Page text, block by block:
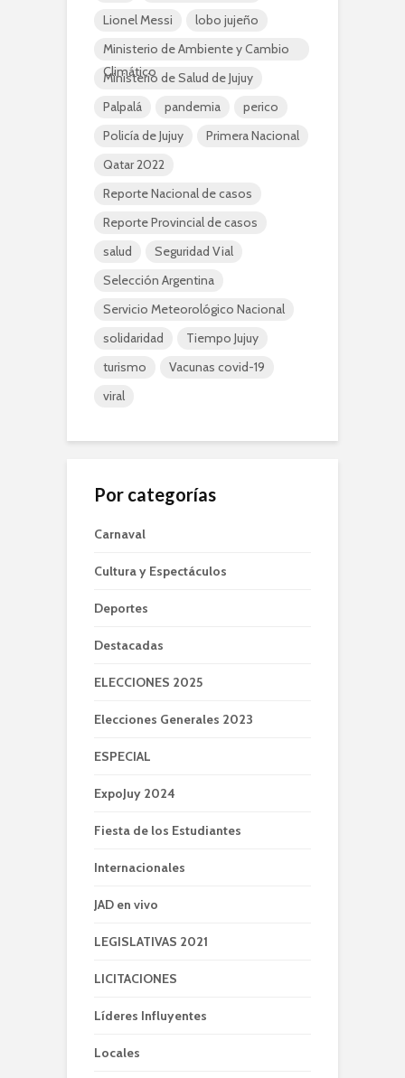
Lionel Messi
lobo jujeño
Ministerio de Ambiente y Cambio
Climático
Ministerio de Salud de Jujuy
Palpalá
pandemia
perico
Policía de Jujuy
Primera Nacional
Qatar 2022
Reporte Nacional de casos
Reporte Provincial de casos
salud
Seguridad Vial
Selección Argentina
Servicio Meteorológico Nacional
solidaridad
Tiempo Jujuy
turismo
Vacunas covid-19
viral
Por categorías
Carnaval
Cultura y Espectáculos
Deportes
Destacadas
ELECCIONES 2025
Elecciones Generales 2023
ESPECIAL
ExpoJuy 2024
Fiesta de los Estudiantes
Internacionales
JAD en vivo
LEGISLATIVAS 2021
LICITACIONES
Líderes Influyentes
Locales